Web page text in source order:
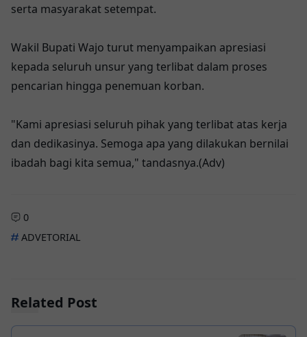
serta masyarakat setempat.
Wakil Bupati Wajo turut menyampaikan apresiasi
kepada seluruh unsur yang terlibat dalam proses
pencarian hingga penemuan korban.
"Kami apresiasi seluruh pihak yang terlibat atas kerja
dan dedikasinya. Semoga apa yang dilakukan bernilai
ibadah bagi kita semua," tandasnya.(Adv)
0
ADVETORIAL
Related Post